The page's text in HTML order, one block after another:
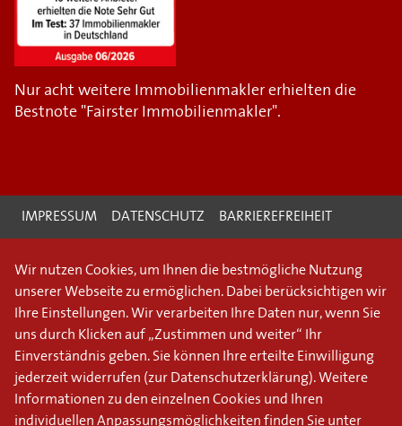
Nur acht weitere Immobilienmakler erhielten die
Bestnote "Fairster Immobilienmakler".
IMPRESSUM DATENSCHUTZ BARRIEREFREIHEIT
Wir nutzen Cookies, um Ihnen die bestmögliche Nutzung
unserer Webseite zu ermöglichen. Dabei berücksichtigen wir
Ihre Einstellungen. Wir verarbeiten Ihre Daten nur, wenn Sie
uns durch Klicken auf „Zustimmen und weiter“ Ihr
Einverständnis geben. Sie können Ihre erteilte Einwilligung
jederzeit widerrufen (zur Datenschutzerklärung). Weitere
Informationen zu den einzelnen Cookies und Ihren
individuellen Anpassungsmöglichkeiten finden Sie unter